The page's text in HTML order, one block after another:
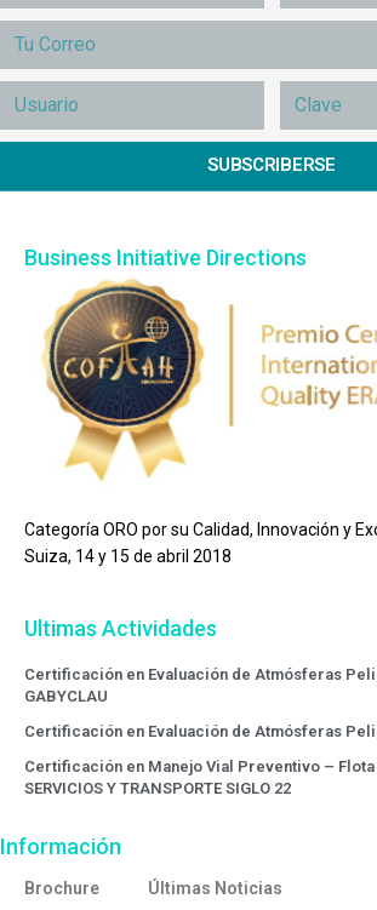
SUBSCRIBERSE
Business Initiative Directions
Categoría ORO por su Calidad, Innovación y
Suiza, 14 y 15 de abril 2018
Ultimas Actividades
Certificación en Evaluación de Atmósferas
GABYCLAU
Certificación en Evaluación de Atmósferas
Certificación en Manejo Vial Preventivo – Flota
SERVICIOS Y TRANSPORTE SIGLO 22
Información
Brochure
Últimas Noticias